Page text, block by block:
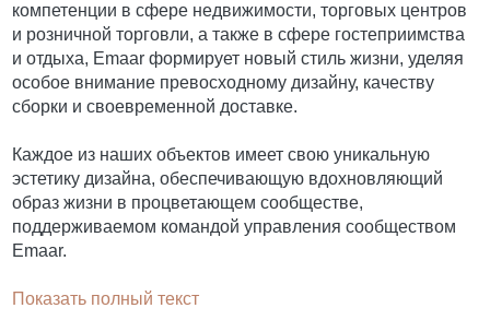
компетенции в сфере недвижимости, торговых центров
и розничной торговли, а также в сфере гостеприимства
и отдыха, Emaar формирует новый стиль жизни, уделяя
особое внимание превосходному дизайну, качеству
сборки и своевременной доставке.
Каждое из наших объектов имеет свою уникальную
эстетику дизайна, обеспечивающую вдохновляющий
образ жизни в процветающем сообществе,
поддерживаемом командой управления сообществом
Emaar.
Показать полный текст